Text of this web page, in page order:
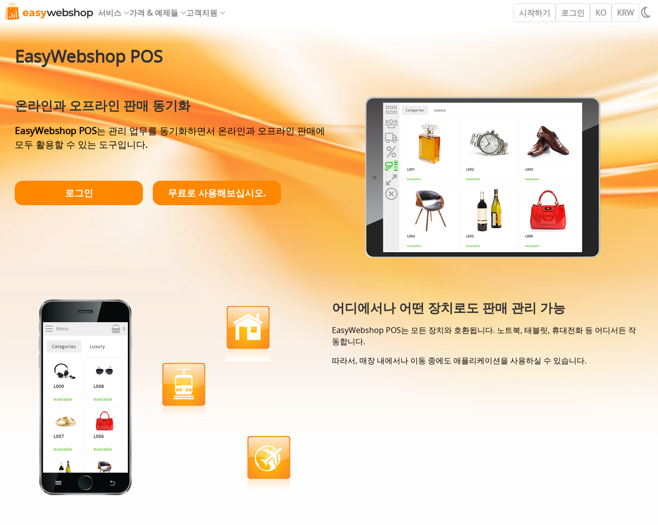
서비스 가격 & 예제들 고객지원 시작하기 로그인 KO KRW
EasyWebshop POS
온라인과 오프라인 판매 동기화
EasyWebshop POS는 관리 업무를 동기화하면서 온라인과 오프라인 판매에
모두 활용할 수 있는 도구입니다.
로그인 무료로 사용해보십시오.
어디에서나 어떤 장치로도 판매 관리 가능
EasyWebshop POS는 모든 장치와 호환됩니다. 노트북, 태블릿, 휴대전화 등 어디서든 작
동합니다.
따라서, 매장 내에서나 이동 중에도 애플리케이션을 사용하실 수 있습니다.